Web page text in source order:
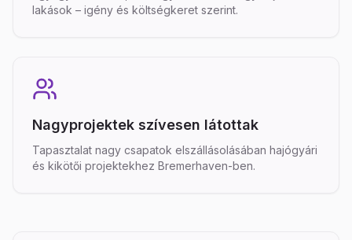
lakások – igény és költségkeret szerint.
Nagyprojektek szívesen látottak
Tapasztalat nagy csapatok elszállásolásában hajógyári
és kikötői projektekhez Bremerhaven-ben.